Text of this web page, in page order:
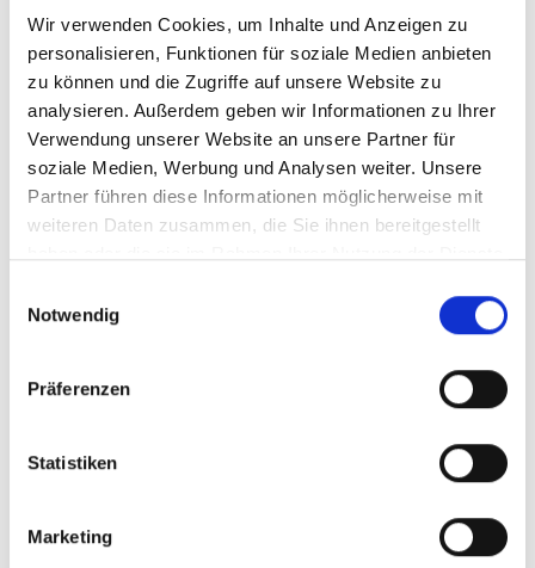
Wir verwenden Cookies, um Inhalte und Anzeigen zu
personalisieren, Funktionen für soziale Medien anbieten
zu können und die Zugriffe auf unsere Website zu
analysieren. Außerdem geben wir Informationen zu Ihrer
Verwendung unserer Website an unsere Partner für
soziale Medien, Werbung und Analysen weiter. Unsere
Partner führen diese Informationen möglicherweise mit
weiteren Daten zusammen, die Sie ihnen bereitgestellt
Notwendig
Präferenzen
Statistiken
Marketing
IN DEN WARENKORB
Produktdetails
T-Shirt Essentials Schwarz Unisex Hoodie Essentials